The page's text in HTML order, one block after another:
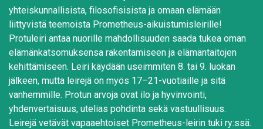
yhteiskunnallisista, filosofisisista ja omaan elämään
liittyvistä teemoista Prometheus-aikuistumisleirille!
Protuleiri antaa nuorille mahdollisuuden saada tukea oman
elämänkatsomuksensa rakentamiseen ja elämäntaitojen
kehittämiseen. Leiri käydään useimmiten 8. tai 9. luokan
jälkeen, mutta leirejä on myös 17–21-vuotiaille ja sitä
vanhemmille. Protun arvoja ovat ilo ja hyvinvointi,
yhdenvertaisuus, utelias pohdinta sekä vastuullisuus.
Leirejä vetävät vapaaehtoiset Prometheus-leirin tuki ry:ssä.